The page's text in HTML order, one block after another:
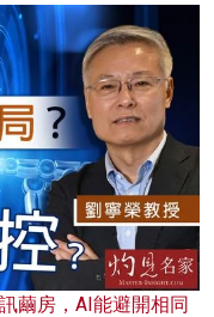
繭房，AI能避開相同